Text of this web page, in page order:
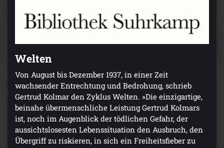
Welten
Von August bis Dezember 1937, in einer Zeit
wachsender Entrechtung und Bedrohung, schrieb
Gertrud Kolmar den Zyklus Welten. »Die einzigartige,
beinahe übermenschliche Leistung Gertrud Kolmars
ist, noch im Augenblick der tödlichen Gefahr, der
aussichtslosesten Lebenssituation den Ausbruch, den
Übergriff zu riskieren, in sich ein Freiheitsfieber zu